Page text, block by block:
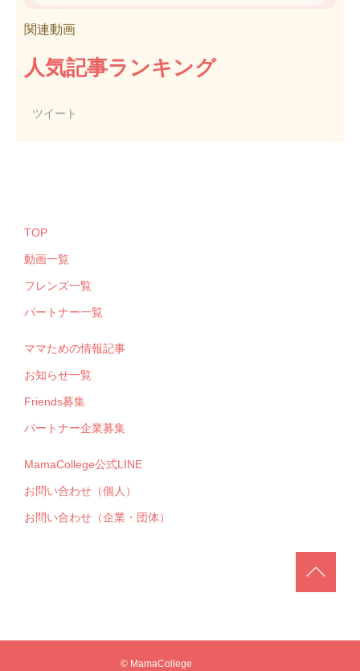
関連動画
人気記事ランキング
ツイート
TOP
動画一覧
フレンズ一覧
パートナー一覧
ママための情報記事
お知らせ一覧
Friends募集
パートナー企業募集
MamaCollege公式LINE
お問い合わせ（個人）
お問い合わせ（企業・団体）
© MamaCollege